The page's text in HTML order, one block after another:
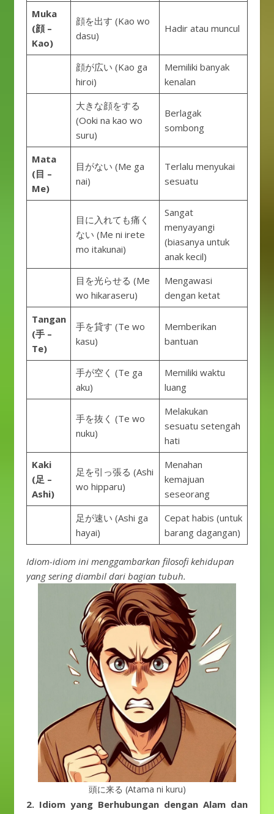
Muka
(顔 –
Kao)
顔を出す (Kao wo
dasu)
Hadir atau muncul
顔が広い (Kao ga
hiroi)
Memiliki banyak
kenalan
大きな顔をする
(Ooki na kao wo
suru)
Berlagak
sombong
Mata
(目 –
Me)
目がない (Me ga
nai)
Terlalu menyukai
sesuatu
目に入れても痛く
ない (Me ni irete
mo itakunai)
Sangat
menyayangi
(biasanya untuk
anak kecil)
目を光らせる (Me
wo hikaraseru)
Mengawasi
dengan ketat
Tangan
(手 –
Te)
手を貸す (Te wo
kasu)
Memberikan
bantuan
手が空く (Te ga
aku)
Memiliki waktu
luang
手を抜く (Te wo
nuku)
Melakukan
sesuatu setengah
hati
Kaki
(足 –
Ashi)
足を引っ張る (Ashi
wo hipparu)
Menahan
kemajuan
seseorang
足が速い (Ashi ga
hayai)
Cepat habis (untuk
barang dagangan)
Idiom-idiom ini menggambarkan filosofi kehidupan
yang sering diambil dari bagian tubuh.
頭に来る (Atama ni kuru)
2. Idiom yang Berhubungan dengan Alam dan